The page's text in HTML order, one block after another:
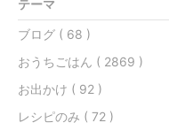
テーマ
ブログ ( 68 )
おうちごはん ( 2869 )
お出かけ ( 92 )
レシピのみ ( 72 )